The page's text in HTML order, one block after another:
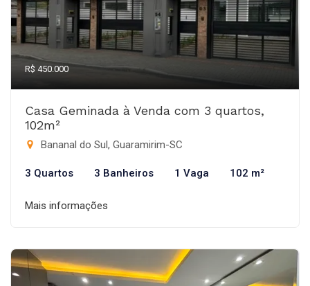
R$ 450.000
Casa Geminada à Venda com 3 quartos,
102m²
Bananal do Sul, Guaramirim-SC
3 Quartos 3 Banheiros 1 Vaga 102 m²
Mais informações